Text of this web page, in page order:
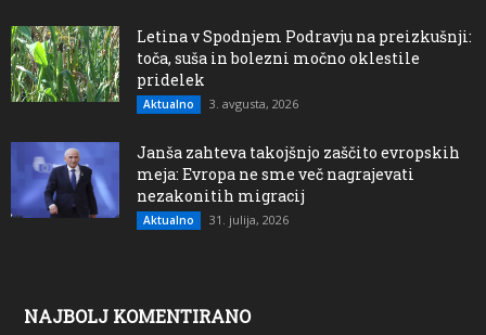
Letina v Spodnjem Podravju na preizkušnji:
toča, suša in bolezni močno oklestile
pridelek
Aktualno 3. avgusta, 2026
Janša zahteva takojšnjo zaščito evropskih
meja: Evropa ne sme več nagrajevati
nezakonitih migracij
Aktualno 31. julija, 2026
NAJBOLJ KOMENTIRANO